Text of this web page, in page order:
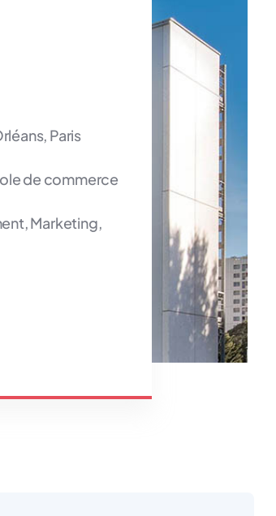
Paris
de commerce
Marketing,